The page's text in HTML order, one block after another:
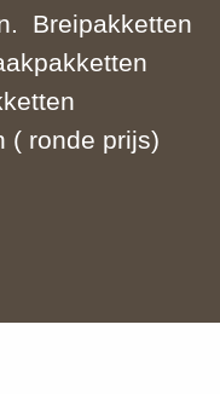
Breipakketten
( ronde prijs)